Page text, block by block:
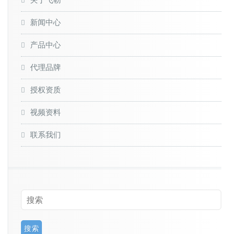
新闻中心
产品中心
代理品牌
授权资质
视频资料
联系我们